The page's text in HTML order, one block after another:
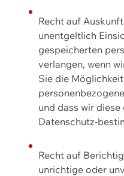
Recht auf
unentgeltlich
gespeicherten
verlangen, wenn
Sie die
und dass wir
Datenschutz-
Recht auf
unrichtige oder